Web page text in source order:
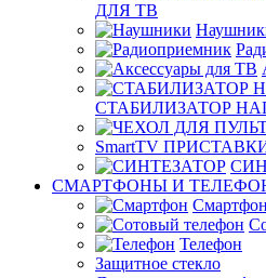
ДЛЯ ТВ
СТАБИЛИЗАТОР
SmartTV
СМАРТФОНЫ И
Смартфон
Телефон
Защитное стекло